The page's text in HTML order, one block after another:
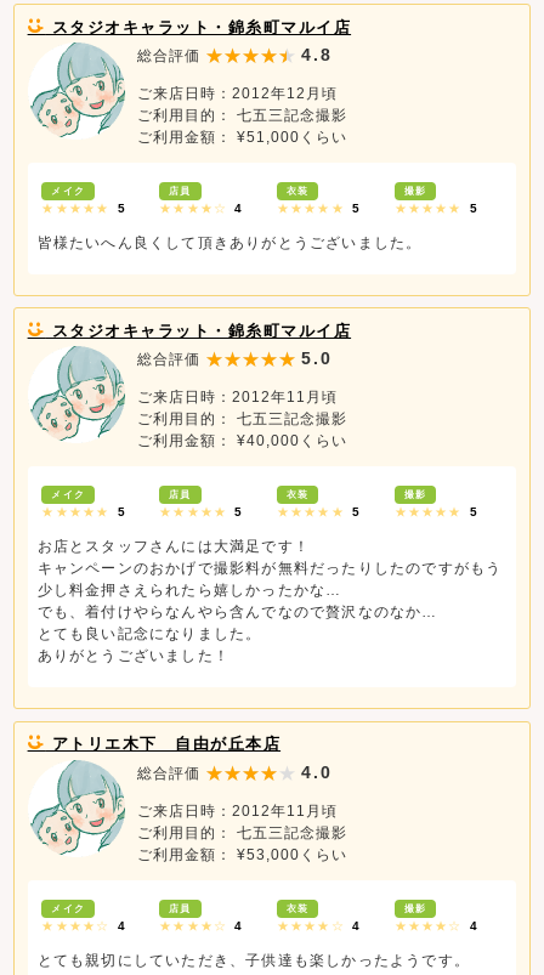
スタジオキャラット・錦糸町マルイ店
総合評価 4.8
ご来店日時：2012年12月頃
ご利用目的： 七五三記念撮影
ご利用金額： ¥51,000くらい
メイク
★★★★★ 5
店員
★★★★☆ 4
衣装
★★★★★ 5
撮影
★★★★★ 5
皆様たいへん良くして頂きありがとうございました。
スタジオキャラット・錦糸町マルイ店
総合評価 5.0
ご来店日時：2012年11月頃
ご利用目的： 七五三記念撮影
ご利用金額： ¥40,000くらい
メイク
★★★★★ 5
店員
★★★★★ 5
衣装
★★★★★ 5
撮影
★★★★★ 5
お店とスタッフさんには大満足です！
キャンペーンのおかげで撮影料が無料だったりしたのですがもう
少し料金押さえられたら嬉しかったかな…
でも、着付けやらなんやら含んでなので贅沢なのなか…
とても良い記念になりました。
ありがとうございました！
アトリエ木下 自由が丘本店
総合評価 4.0
ご来店日時：2012年11月頃
ご利用目的： 七五三記念撮影
ご利用金額： ¥53,000くらい
メイク
★★★★☆ 4
店員
★★★★☆ 4
衣装
★★★★☆ 4
撮影
★★★★☆ 4
とても親切にしていただき、子供達も楽しかったようです。